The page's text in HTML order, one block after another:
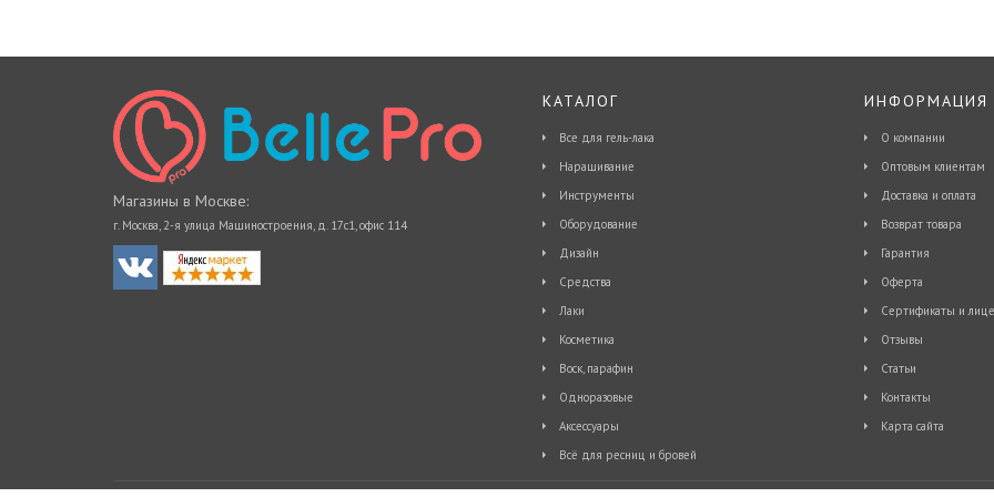
Магазины в Москве:
г. Москва, 2-я улица Машиностроения, д. 17с1, офис 114
КАТАЛОГ
Все для гель-лака
Наращивание
Инструменты
Оборудование
Дизайн
Средства
Лаки
Косметика
Воск, парафин
Одноразовые
Аксессуары
Всё для ресниц и бровей
ИНФОРМАЦИЯ
О компании
Оптовым клиентам
Доставка и оплата
Возврат товара
Гарантия
Оферта
Сертификаты и
Отзывы
Статьи
Контакты
Карта сайта